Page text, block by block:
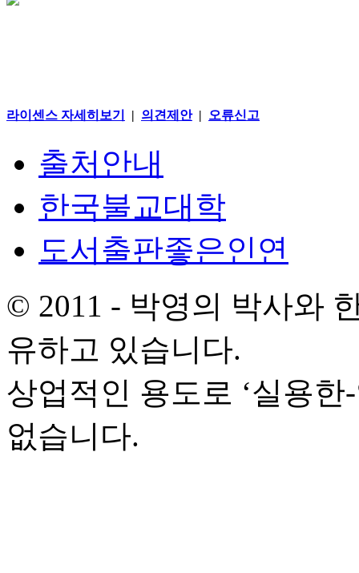
라이센스 자세히보기 | 의견제안| 오류신고
출처안내
한국불교대학
도서출판좋은인연
© 2011 - 박영의 박사와
유하고 있습니다.
상업적인 용도로 ‘실용
없습니다.